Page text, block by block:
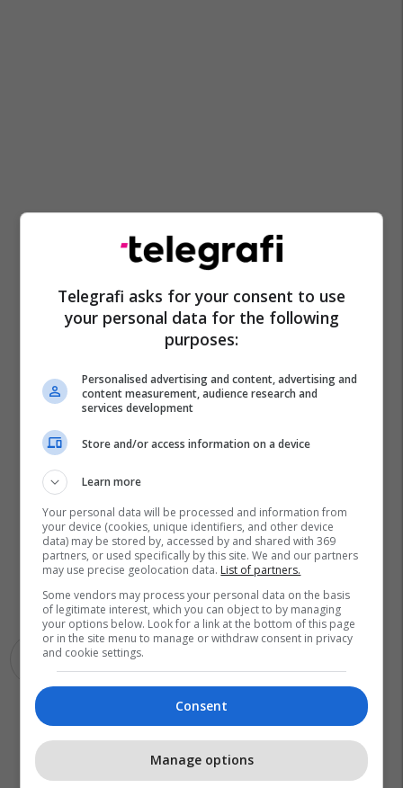
Interneti Gps
Telegrafi asks for your consent to use
your personal data for the following
purposes:
Personalised advertising and content, advertising and
content measurement, audience research and
services development
Store and/or access information on a device
Learn more
Your personal data will be processed and information from
your device (cookies, unique identifiers, and other device
data) may be stored by, accessed by and shared with 369
partners, or used specifically by this site. We and our partners
may use precise geolocation data. List of partners.
Some vendors may process your personal data on the basis
of legitimate interest, which you can object to by managing
your options below. Look for a link at the bottom of this page
or in the site menu to manage or withdraw consent in privacy
and cookie settings.
Consent
Manage options